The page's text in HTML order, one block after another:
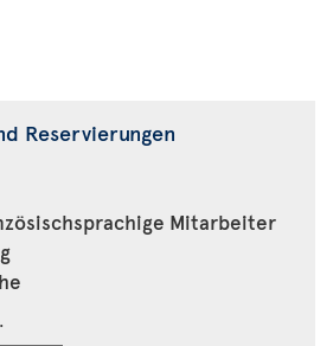
Reservierungen
Mitarbeiter